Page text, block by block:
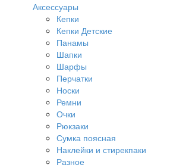
Аксессуары
Кепки
Кепки Детские
Панамы
Шапки
Шарфы
Перчатки
Носки
Ремни
Очки
Рюкзаки
Сумка поясная
Наклейки и стирекпаки
Разное